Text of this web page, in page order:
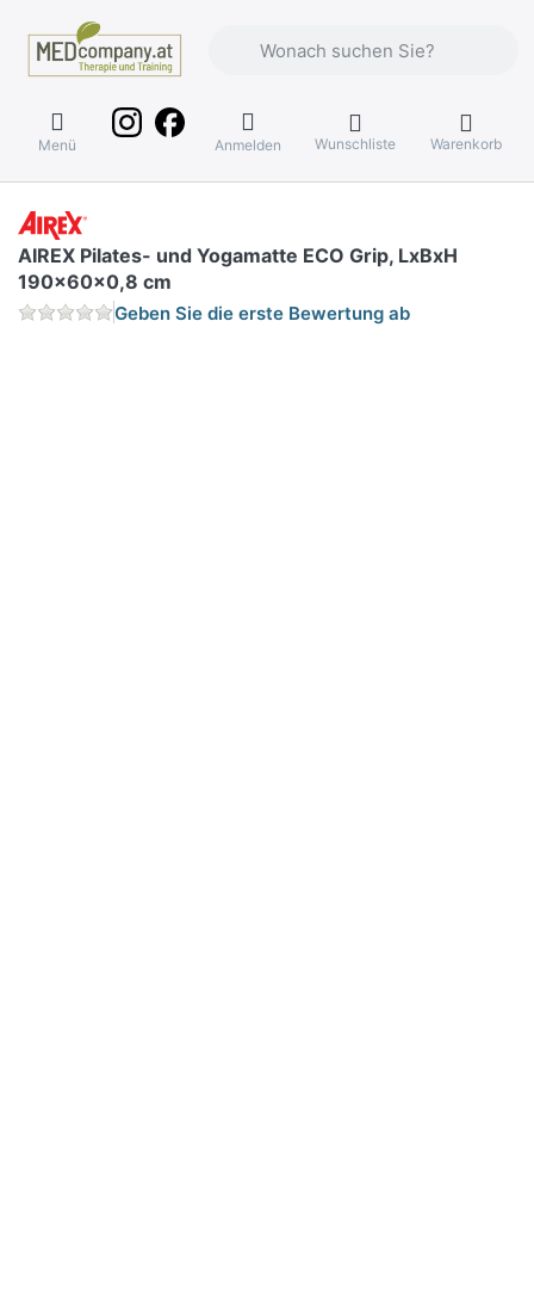
Menü Anmelden Wunschliste Warenkorb
AIREX Pilates- und Yogamatte ECO Grip, LxBxH
190x60x0,8 cm
Geben Sie die erste Bewertung ab